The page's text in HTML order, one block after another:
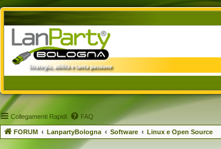
Collegamenti Rapidi FAQ
FORUM LanpartyBologna Software Linux e Open Source